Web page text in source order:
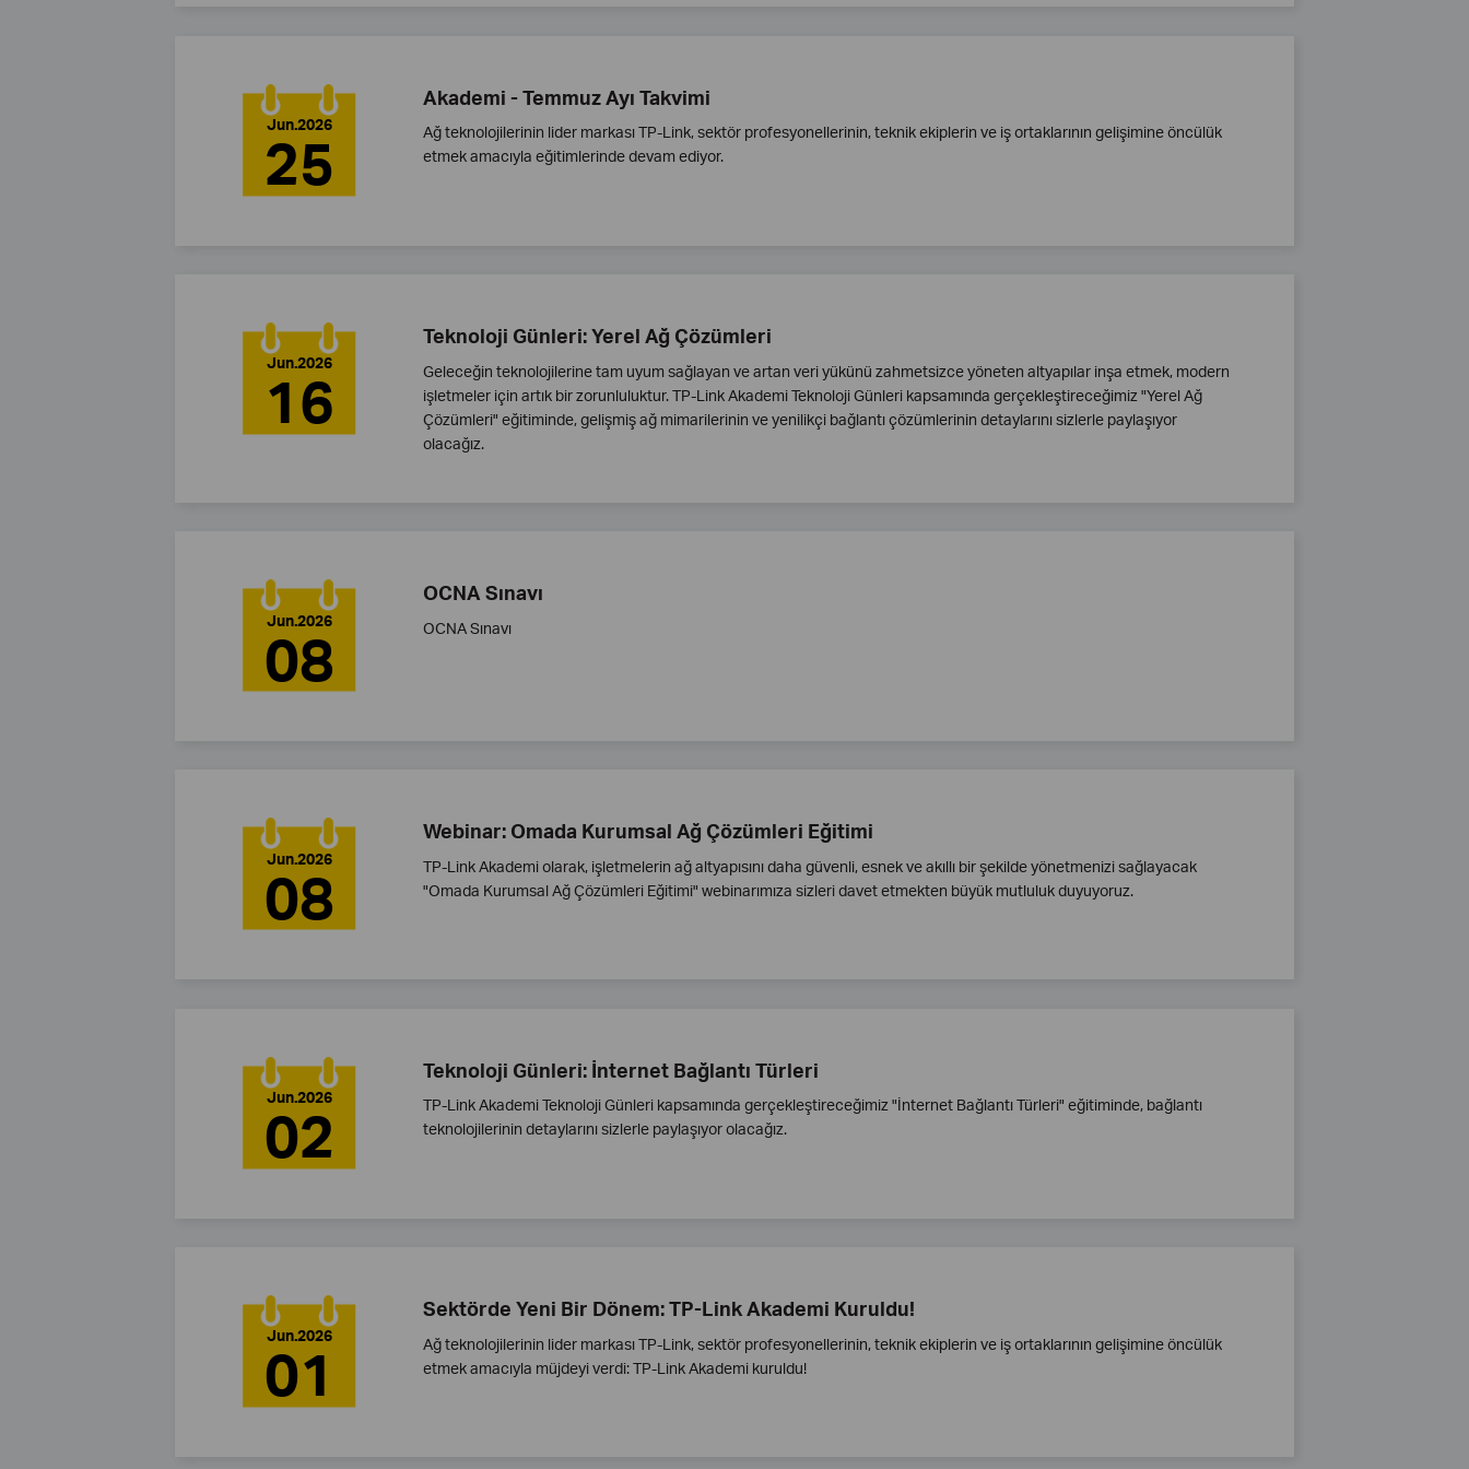
Jun.2026
25
Akademi - Temmuz Ayı Takvimi
Ağ teknolojilerinin lider markası TP-Link, sektör profesyonellerinin, teknik ekiplerin ve iş ortaklarının gelişimine öncülük
etmek amacıyla eğitimlerinde devam ediyor.
Jun.2026
16
Teknoloji Günleri: Yerel Ağ Çözümleri
Geleceğin teknolojilerine tam uyum sağlayan ve artan veri yükünü zahmetsizce yöneten altyapılar inşa etmek, modern
işletmeler için artık bir zorunluluktur. TP-Link Akademi Teknoloji Günleri kapsamında gerçekleştireceğimiz "Yerel Ağ
Çözümleri" eğitiminde, gelişmiş ağ mimarilerinin ve yenilikçi bağlantı çözümlerinin detaylarını sizlerle paylaşıyor
olacağız.
Jun.2026
08
OCNA Sınavı
OCNA Sınavı
Jun.2026
08
Webinar: Omada Kurumsal Ağ Çözümleri Eğitimi
TP-Link Akademi olarak, işletmelerin ağ altyapısını daha güvenli, esnek ve akıllı bir şekilde yönetmenizi sağlayacak
"Omada Kurumsal Ağ Çözümleri Eğitimi" webinarımıza sizleri davet etmekten büyük mutluluk duyuyoruz.
Jun.2026
02
Teknoloji Günleri: İnternet Bağlantı Türleri
TP-Link Akademi Teknoloji Günleri kapsamında gerçekleştireceğimiz "İnternet Bağlantı Türleri" eğitiminde, bağlantı
teknolojilerinin detaylarını sizlerle paylaşıyor olacağız.
Jun.2026
01
Sektörde Yeni Bir Dönem: TP-Link Akademi Kuruldu!
Ağ teknolojilerinin lider markası TP-Link, sektör profesyonellerinin, teknik ekiplerin ve iş ortaklarının gelişimine öncülük
etmek amacıyla müjdeyi verdi: TP-Link Akademi kuruldu!